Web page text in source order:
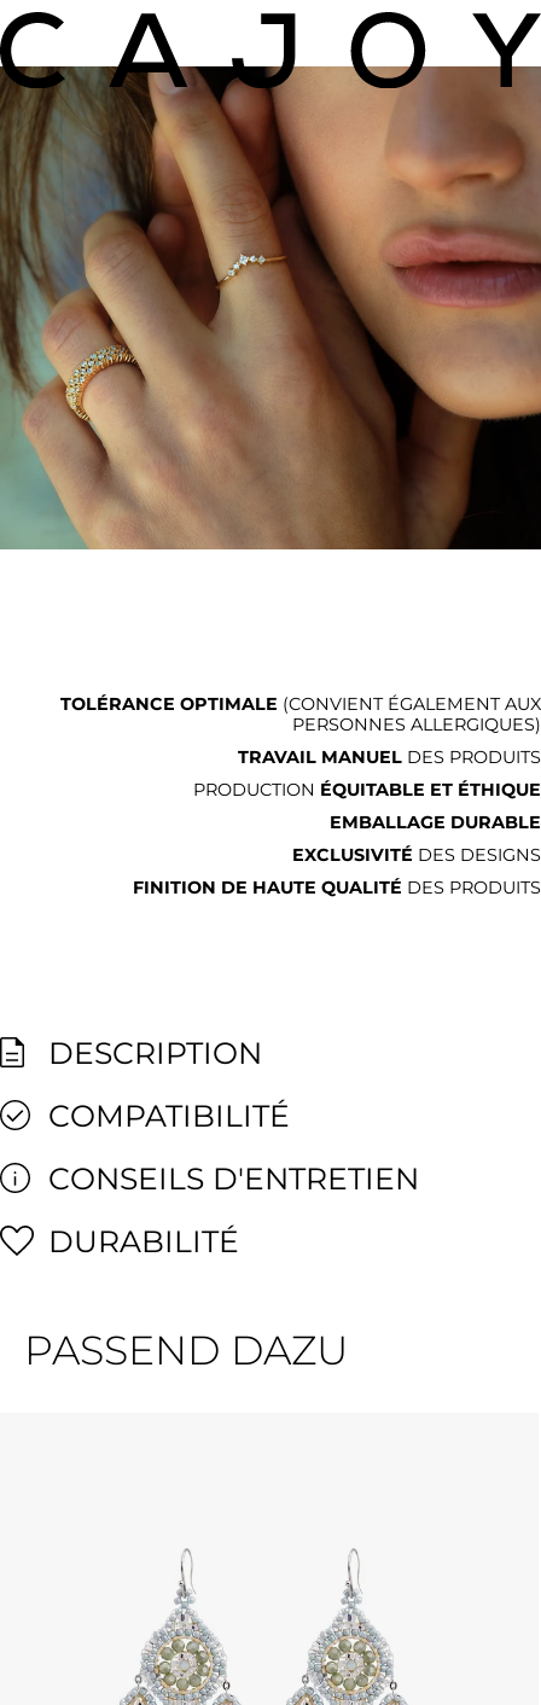
TOLÉRANCE OPTIMALE (CONVIENT ÉGALEMENT AUX
PERSONNES ALLERGIQUES)
TRAVAIL MANUEL DES PRODUITS
PRODUCTION ÉQUITABLE ET ÉTHIQUE
EMBALLAGE DURABLE
EXCLUSIVITÉ DES DESIGNS
FINITION DE HAUTE QUALITÉ DES PRODUITS
DESCRIPTION
COMPATIBILITÉ
CONSEILS D'ENTRETIEN
DURABILITÉ
PASSEND DAZU